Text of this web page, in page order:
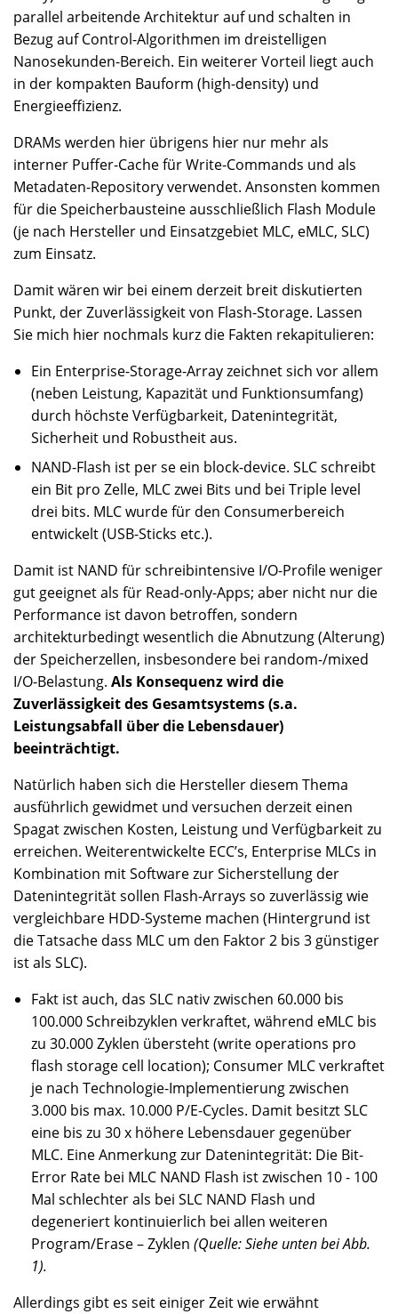
parallel arbeitende Architektur auf und schalten in
Bezug auf Control-Algorithmen im dreistelligen
Nanosekunden-Bereich. Ein weiterer Vorteil liegt auch
in der kompakten Bauform (high-density) und
Energieeffizienz.
DRAMs werden hier übrigens hier nur mehr als
interner Puffer-Cache für Write-Commands und als
Metadaten-Repository verwendet. Ansonsten kommen
für die Speicherbausteine ausschließlich Flash Module
(je nach Hersteller und Einsatzgebiet MLC, eMLC, SLC)
zum Einsatz.
Damit wären wir bei einem derzeit breit diskutierten
Punkt, der Zuverlässigkeit von Flash-Storage. Lassen
Sie mich hier nochmals kurz die Fakten rekapitulieren:
Ein Enterprise-Storage-Array zeichnet sich vor allem
(neben Leistung, Kapazität und Funktionsumfang)
durch höchste Verfügbarkeit, Datenintegrität,
Sicherheit und Robustheit aus.
NAND-Flash ist per se ein block-device. SLC schreibt
ein Bit pro Zelle, MLC zwei Bits und bei Triple level
drei bits. MLC wurde für den Consumerbereich
entwickelt (USB-Sticks etc.).
Damit ist NAND für schreibintensive I/O-Profile weniger
gut geeignet als für Read-only-Apps; aber nicht nur die
Performance ist davon betroffen, sondern
architekturbedingt wesentlich die Abnutzung (Alterung)
der Speicherzellen, insbesondere bei random-/mixed
I/O-Belastung. Als Konsequenz wird die
Zuverlässigkeit des Gesamtsystems (s.a.
Leistungsabfall über die Lebensdauer)
beeinträchtigt.
Natürlich haben sich die Hersteller diesem Thema
ausführlich gewidmet und versuchen derzeit einen
Spagat zwischen Kosten, Leistung und Verfügbarkeit zu
erreichen. Weiterentwickelte ECC’s, Enterprise MLCs in
Kombination mit Software zur Sicherstellung der
Datenintegrität sollen Flash-Arrays so zuverlässig wie
vergleichbare HDD-Systeme machen (Hintergrund ist
die Tatsache dass MLC um den Faktor 2 bis 3 günstiger
ist als SLC).
Fakt ist auch, das SLC nativ zwischen 60.000 bis
100.000 Schreibzyklen verkraftet, während eMLC bis
zu 30.000 Zyklen übersteht (write operations pro
flash storage cell location); Consumer MLC verkraftet
je nach Technologie-Implementierung zwischen
3.000 bis max. 10.000 P/E-Cycles. Damit besitzt SLC
eine bis zu 30 x höhere Lebensdauer gegenüber
MLC. Eine Anmerkung zur Datenintegrität: Die Bit-
Error Rate bei MLC NAND Flash ist zwischen 10 - 100
Mal schlechter als bei SLC NAND Flash und
degeneriert kontinuierlich bei allen weiteren
Program/Erase – Zyklen (Quelle: Siehe unten bei Abb.
1).
Allerdings gibt es seit einiger Zeit wie erwähnt